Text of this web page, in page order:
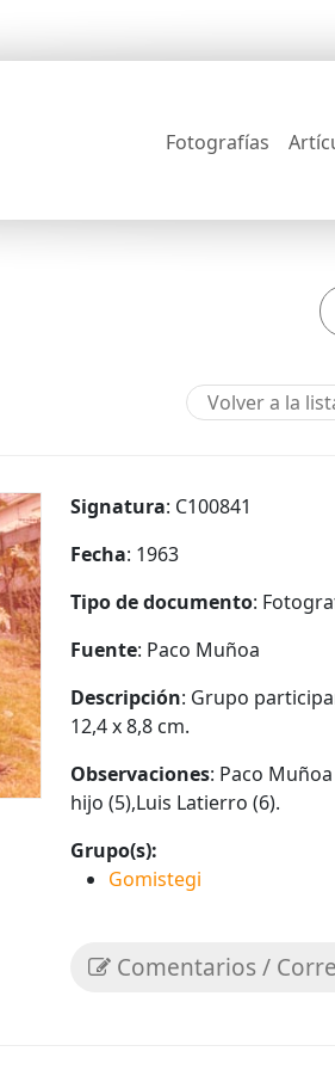
Fotografías
Volver a la
Signatura: C100841
Fecha: 1963
Tipo de documento:
Fuente: Paco Muñoa
Descripción: Grupo
12,4 x 8,8 cm.
Observaciones: Paco
hijo (5),Luis Latierro (6).
Grupo(s):
Gomistegi
Comentarios /